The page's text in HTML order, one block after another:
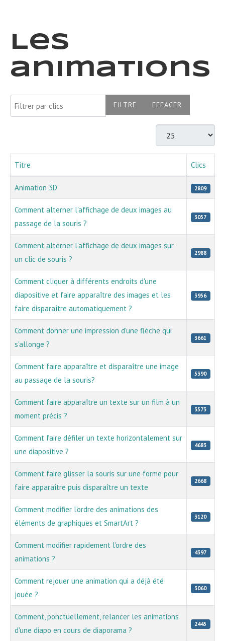
Les
animations
Filtrer par clics FILTRE EFFACER
Afficher #
Articles
Titre Clics
Animation 3D 2809
Comment alterner l'affichage de deux images au
passage de la souris ?
3057
Comment alterner l'affichage de deux images sur
un clic de souris ?
2988
Comment cliquer à différents endroits d'une
diapositive et faire apparaître des images et les
faire disparaître automatiquement ?
3956
Comment donner une impression d'une flèche qui
s'allonge ?
3661
Comment faire apparaître et disparaître une image
au passage de la souris?
5390
Comment faire apparaître un texte sur un film à un
moment précis ?
3573
Comment faire défiler un texte horizontalement sur
une diapositive ?
4683
Comment faire glisser la souris sur une forme pour
faire apparaître puis disparaître un texte
2668
Comment modifier l'ordre des animations des
éléments de graphiques et SmartArt ?
3120
Comment modifier rapidement l'ordre des
animations ?
4397
Comment rejouer une animation qui a déjà été
jouée ?
3060
Comment, ponctuellement, relancer les animations
d'une diapo en cours de diaporama ?
2445